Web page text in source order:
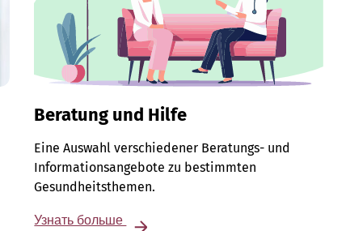
Beratung und Hilfe
Eine Auswahl verschiedener Beratungs- und
Informationsangebote zu bestimmten
Gesundheitsthemen.
Узнать больше